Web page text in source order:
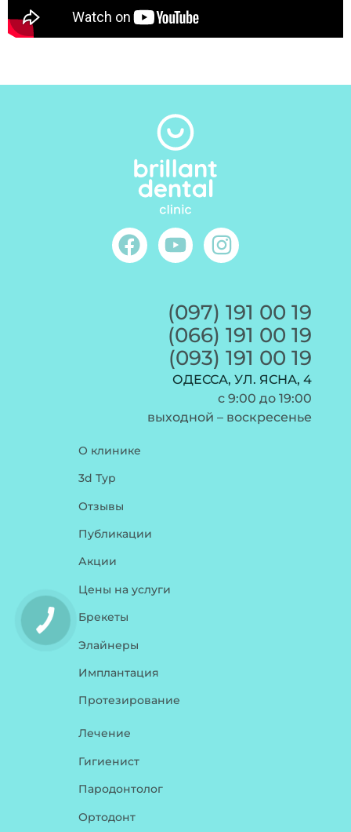
(097) 191 00 19
(066) 191 00 19
(093) 191 00 19
ОДЕССА, УЛ. ЯСНА, 4
c 9:00 до 19:00
выходной – воскресенье
О клинике
3d Тур
Отзывы
Публикации
Акции
Цены на услуги
Брекеты
Элайнеры
Имплантация
Протезирование
Лечение
Гигиенист
Пародонтолог
Ортодонт